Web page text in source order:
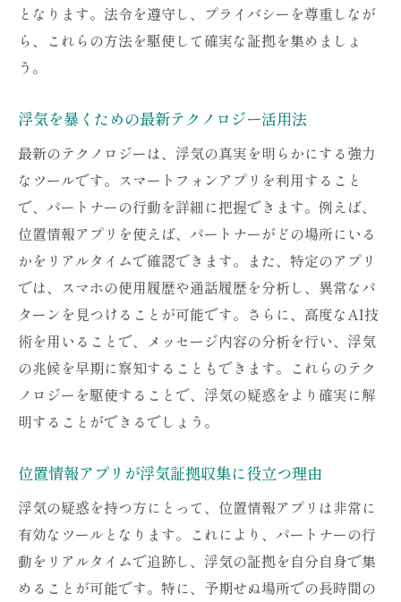
となります。法令を遵守し、プライバシーを尊重しなが
ら、これらの方法を駆使して確実な証拠を集めましょ
う。
浮気を暴くための最新テクノロジー活用法
最新のテクノロジーは、浮気の真実を明らかにする強力
なツールです。スマートフォンアプリを利用すること
で、パートナーの行動を詳細に把握できます。例えば、
位置情報アプリを使えば、パートナーがどの場所にいる
かをリアルタイムで確認できます。また、特定のアプリ
では、スマホの使用履歴や通話履歴を分析し、異常なパ
ターンを見つけることが可能です。さらに、高度なAI技
術を用いることで、メッセージ内容の分析を行い、浮気
の兆候を早期に察知することもできます。これらのテク
ノロジーを駆使することで、浮気の疑惑をより確実に解
明することができるでしょう。
位置情報アプリが浮気証拠収集に役立つ理由
浮気の疑惑を持つ方にとって、位置情報アプリは非常に
有効なツールとなります。これにより、パートナーの行
動をリアルタイムで追跡し、浮気の証拠を自分自身で集
めることが可能です。特に、予期せぬ場所での長時間の